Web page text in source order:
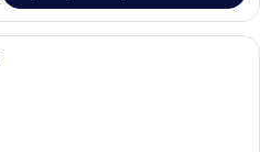
Una camera da letto con una